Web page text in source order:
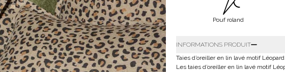
Pouf roland
INFORMATIONS PRODUIT
Taies d’oreiller en lin lavé motif Léopard
Les taies d’oreiller en lin lavé motif